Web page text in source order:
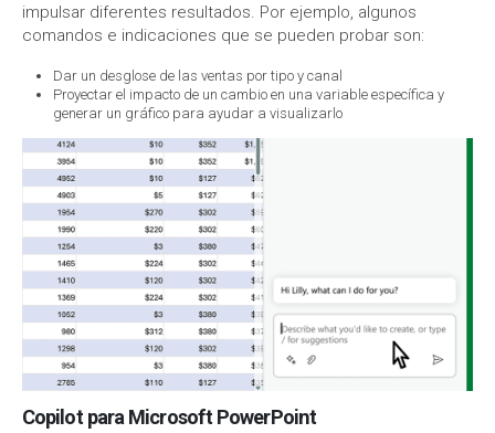
impulsar diferentes resultados. Por ejemplo, algunos
comandos e indicaciones que se pueden probar son:
Dar un desglose de las ventas por tipo y canal
Proyectar el impacto de un cambio en una variable específica y
generar un gráfico para ayudar a visualizarlo
Copilot para Microsoft PowerPoint